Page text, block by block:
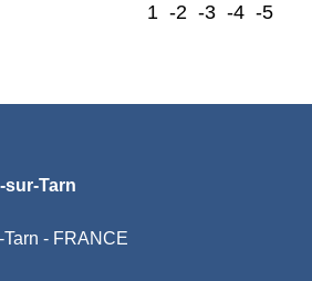
1 -2 -3 -4 -5
sur-Tarn
- FRANCE